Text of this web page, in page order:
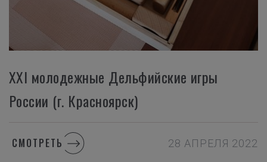
XXI молодежные Дельфийские игры
России (г. Красноярск)
СМОТРЕТЬ 28 АПРЕЛЯ 2022